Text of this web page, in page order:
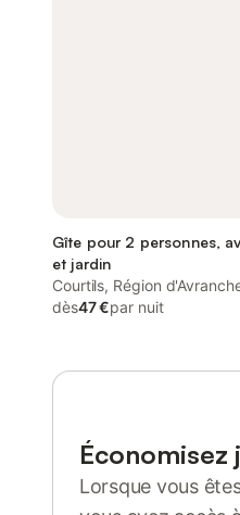
Gîte pour 2 personnes,
et jardin
Courtils, Région
dès47 €par nuit
Économisez
Lorsque vous